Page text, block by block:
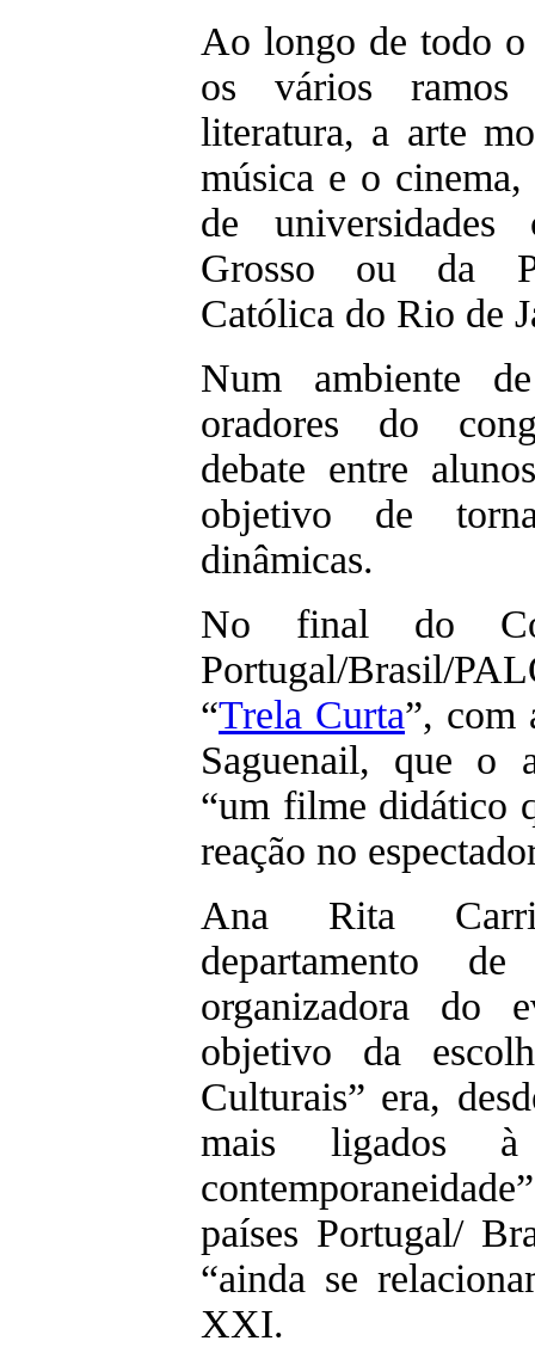
Ao longo de todo o
os vários
literatura, a arte
música e o
de
Grosso ou da
Católica do Rio de
Num ambiente
oradores do
debate entre
objetivo de
dinâmicas.
No final do
Portugal/Brasil/
“Trela Curta”, com
Saguenail, que o
“um filme didático
reação no
Ana Rita
departamento
organizadora do
objetivo da
Culturais” era,
mais ligados
países Portugal/
“ainda se
XXI.